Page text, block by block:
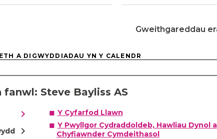
Gweithgareddau
A DIGWYDDIADAU YN Y CALENDR
Steve Bayliss AS
chevron_right
chevron_right
Y Cyfarfod Llawn
Y Pwyllgor Cydraddoldeb, Hawliau Dynol a
Chyfiawnder Cymdeithasol